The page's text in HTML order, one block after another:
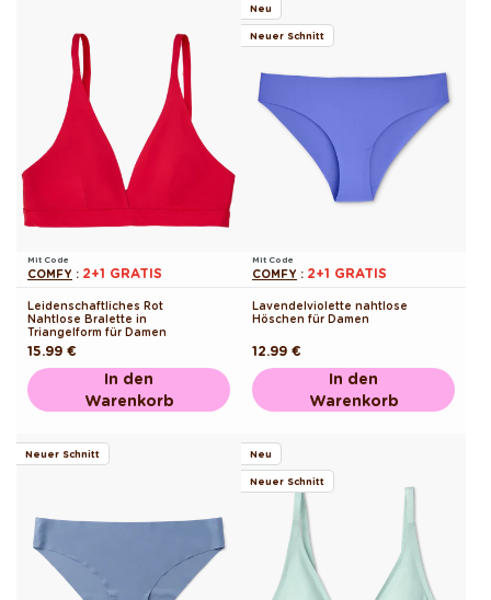
Mit Code
COMFY : 2+1 GRATIS
Leidenschaftliches Rot
Nahtlose Bralette in
Triangelform für Damen
Normaler
Preis
15.99 €
In den
Warenkorb
Neu
Neuer Schnitt
Mit Code
COMFY : 2+1 GRATIS
Lavendelviolette nahtlose
Höschen für Damen
Normaler
Preis
12.99 €
In den
Warenkorb
Neuer Schnitt Neu
Neuer Schnitt